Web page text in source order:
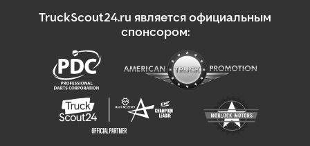
TruckScout24.ru является официальным
спонсором: